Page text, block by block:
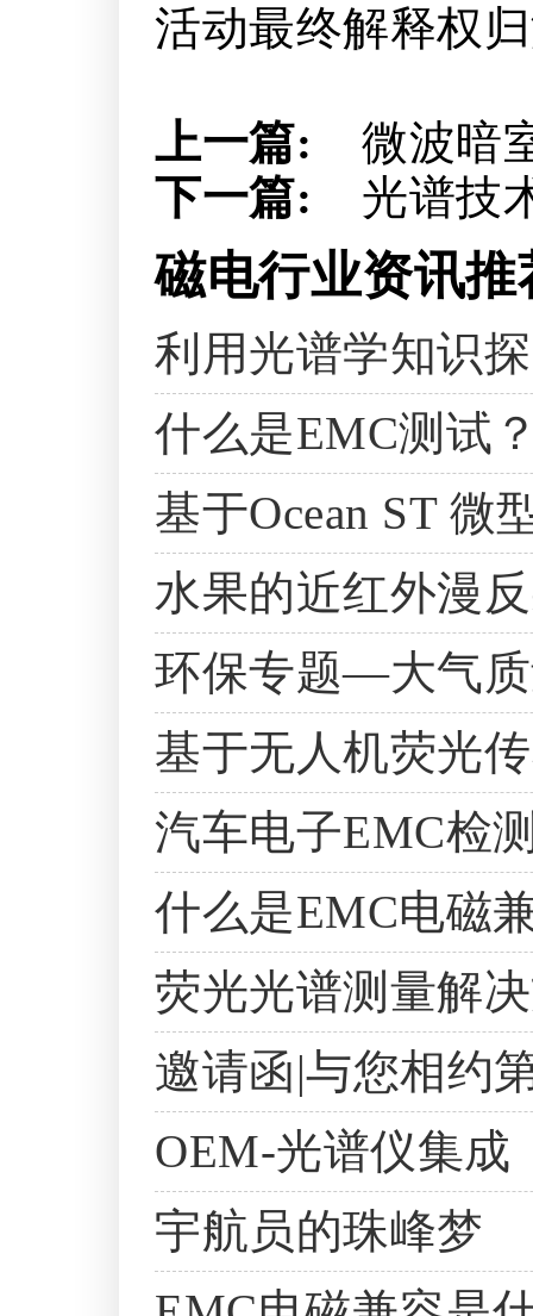
活动最终解释权
上一篇:
微波暗
下一篇:
光谱技
磁电行业资讯推
利用光谱学知识
什么是EMC测试
基于Ocean ST 微
水果的近红外漫
环保专题—大气
基于无人机荧光
汽车电子EMC检
什么是EMC电磁
荧光光谱测量解
邀请函|与您相约
OEM-光谱仪集成
宇航员的珠峰梦